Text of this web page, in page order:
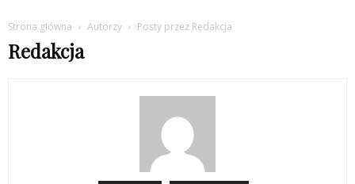
Strona główna Autorzy Posty przez Redakcja
Redakcja